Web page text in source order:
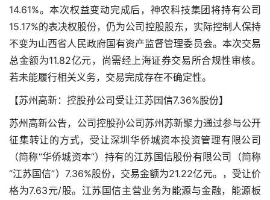
14.61%。本次权益变动完成后，神农科技集团将持有公司
15.17%的表决权股份，仍为公司控股股东，实际控制人保持
不变为山西省人民政府国有资产监督管理委员会。本次交易
总金额为11.82亿元，尚需经上海证券交易所合规性审核。
若未能履行相关义务，交易完成存在不确定性。
【苏州高新：控股孙公司受让江苏国信7.36%股份】
苏州高新公告，公司控股孙公司苏州苏新聚力通过参与公开
征集转让的方式，受让深圳华侨城资本投资管理有限公司
（简称“华侨城资本”）持有的江苏国信股份有限公司（简称
“江苏国信”）7.36%股份，交易金额为21.22亿元。，受让价
格为7.63元/股。江苏国信主营业务为能源与金融，能源板